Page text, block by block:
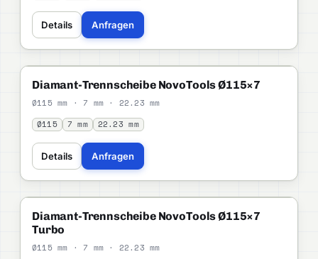
Details Anfragen
STANDARD NOVOTOOLS
Diamant-Trennscheibe NovoTools Ø115×7
Ø115 mm · 7 mm · 22.23 mm
Ø115 7 mm 22.23 mm
Details Anfragen
STANDARD NOVOTOOLS
Diamant-Trennscheibe NovoTools Ø115×7
Turbo
Ø115 mm · 7 mm · 22.23 mm